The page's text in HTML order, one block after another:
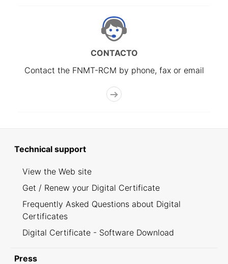
CONTACTO
Contact the FNMT-RCM by phone, fax or email
Technical support
View the Web site
Get / Renew your Digital Certificate
Frequently Asked Questions about Digital
Certificates
Digital Certificate - Software Download
Press